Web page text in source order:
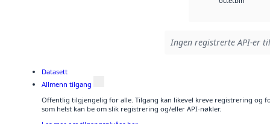
Ingen registrerte API-er
Datasett
Allmenn tilgang
Offentlig tilgjengelig for alle. Tilgang kan likevel kreve registrering og
som helst kan be om slik registrering og/eller API-nøkler.